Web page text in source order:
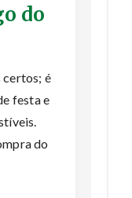
do
é
festa e
do